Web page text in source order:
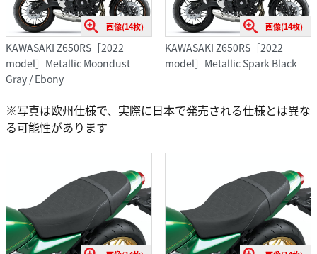
画像(14枚)
KAWASAKI Z650RS［2022
model］Metallic Moondust
Gray / Ebony
画像(14枚)
KAWASAKI Z650RS［2022
model］Metallic Spark Black
※写真は欧州仕様で、実際に日本で発売される仕様とは異な
る可能性があります